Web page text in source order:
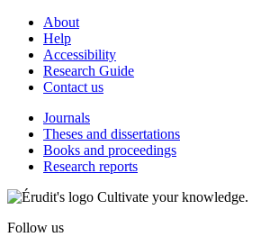
About
Help
Accessibility
Research Guide
Contact us
Journals
Theses and dissertations
Books and proceedings
Research reports
Cultivate your knowledge.
Follow us